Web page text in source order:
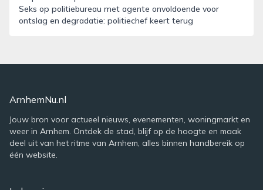
Seks op politiebureau met agente onvoldoende voor
ontslag en degradatie: politiechef keert terug
ArnhemNu.nl
Jouw bron voor actueel nieuws, evenementen, woningmarkt en
weer in Arnhem. Ontdek de stad, blijf op de hoogte en maak
deel uit van het ritme van Arnhem, alles binnen handbereik op
één website.